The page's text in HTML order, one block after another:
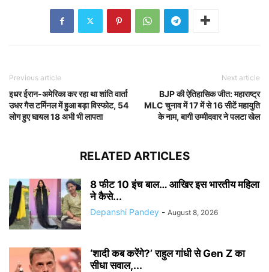
Previous article
इधर ईरान-अमेरिका कर रहा था शांति वार्ता
उधर गैस टर्मिनल में हुआ बड़ा विस्फोट, 54
लोग हुए घायल 18 अभी भी लापता
Next article
BJP की ऐतिहासिक जीत: महाराष्ट्र
MLC चुनाव में 17 में से 16 सीटें महायुति
के नाम, बागी उम्मीदवार ने पलटा खेल
RELATED ARTICLES
8 फीट 10 इंच बाल… आखिर इस भारतीय महिला
ने कैसे...
Depanshi Pandey - August 8, 2026
‘शादी कब करेंगे?’ राहुल गांधी से Gen Z का
सीधा सवाल,...